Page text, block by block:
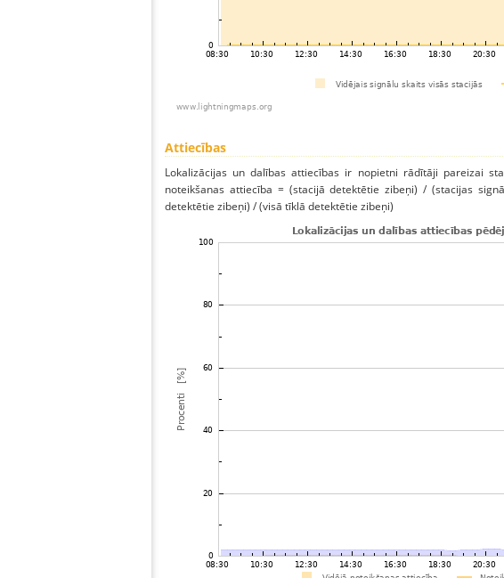
Attiecības
Lokalizācijas un dalības attiecības ir nopietni rādītāji pareizai
noteikšanas attiecība = (stacijā detektētie zibeņi) / (stacijas
detektētie zibeņi) / (visā tīklā detektētie zibeņi)